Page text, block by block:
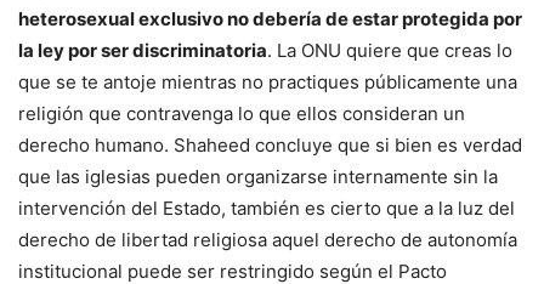
heterosexual exclusivo no debería de estar protegida por
la ley por ser discriminatoria. La ONU quiere que creas lo
que se te antoje mientras no practiques públicamente una
religión que contravenga lo que ellos consideran un
derecho humano. Shaheed concluye que si bien es verdad
que las iglesias pueden organizarse internamente sin la
intervención del Estado, también es cierto que a la luz del
derecho de libertad religiosa aquel derecho de autonomía
institucional puede ser restringido según el Pacto